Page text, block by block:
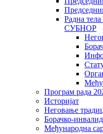
Радна
СУБНОР
Програм рада
Историјат
Неговање
Борачко-
Међународна